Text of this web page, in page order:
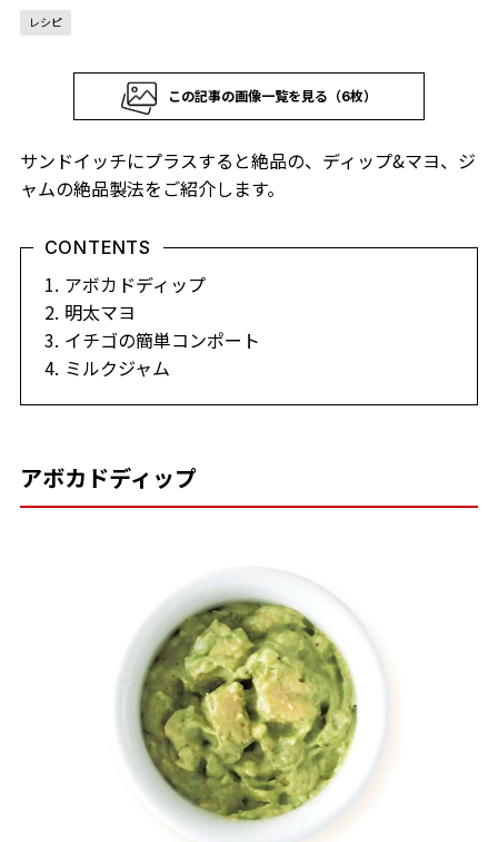
レシピ
この記事の画像一覧を見る（6枚）
サンドイッチにプラスすると絶品の、ディップ&マヨ、ジ
ャムの絶品製法をご紹介します。
CONTENTS
アボカドディップ
明太マヨ
イチゴの簡単コンポート
ミルクジャム
アボカドディップ